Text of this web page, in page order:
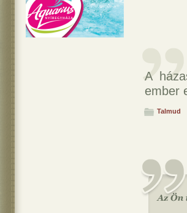
A
ember
Talmud